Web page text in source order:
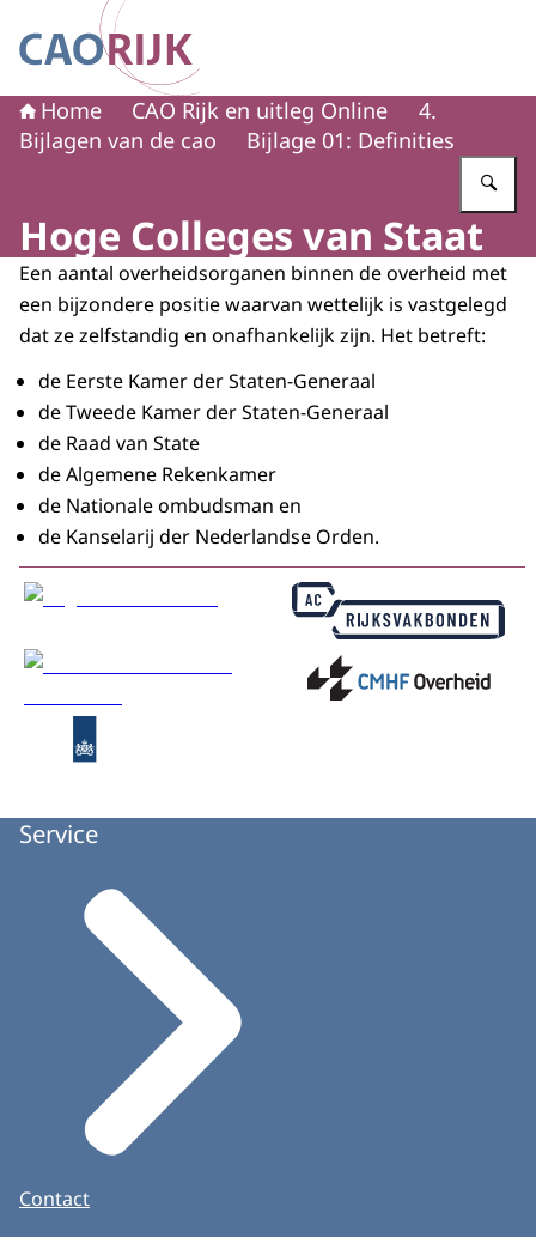
Naar de homepage van CAO Rijk
Home CAO Rijk en uitleg Online
4.
Bijlagen van de cao
Bijlage 01: Definities
Hoge Colleges van Staat
Een aantal overheidsorganen binnen de overheid met
een bijzondere positie waarvan wettelijk is vastgelegd
dat ze zelfstandig en onafhankelijk zijn. Het betreft:
de Eerste Kamer der Staten-Generaal
de Tweede Kamer der Staten-Generaal
de Raad van State
de Algemene Rekenkamer
de Nationale ombudsman en
de Kanselarij der Nederlandse Orden.
Service
Contact